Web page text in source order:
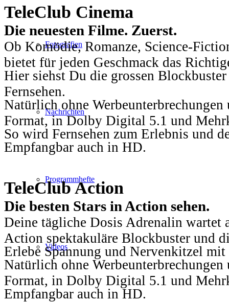
Fotografien
Nachrichten
Programmhefte
Videos
TeleClub Cinema
Die neuesten Filme. Zuerst.
Ob Komödie, Romanze, Science-
bietet für jeden Geschmack das
Hier siehst Du die grossen
Fernsehen.
Natürlich ohne
Format, in Dolby Digital 5.1 und
So wird Fernsehen zum Erlebnis und
Empfangbar auch in HD.
TeleClub Action
Die besten Stars in Action sehen.
Deine tägliche Dosis Adrenalin wartet
Action spektakuläre Blockbuster und
Erlebe Spannung und Nervenkitzel
Natürlich ohne
Format, in Dolby Digital 5.1 und
Empfangbar auch in HD.